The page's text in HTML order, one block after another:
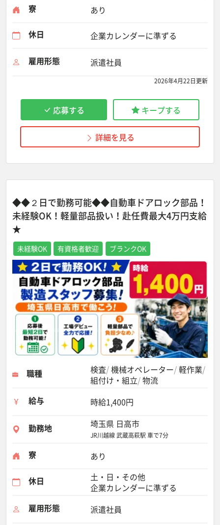
寮 あり
休日 企業カレンダーに準ずる
雇用形態 派遣社員
2026年4月22日更新
応募する キープする
詳細を見る
◆◆２日で勤務可能◆◆自動車ドアロック部品！
未経験OK！軽量部品扱い！赴任費最大4万円支給
★
未経験OK 有資格者歓迎 ブランクOK
職種 検査 機械オペレーター 軽作業
組付け・組立 物流
給与
時給1,400円
勤務地 埼玉県 日高市
JR川越線 武蔵高萩駅 車で7分
寮 あり
休日
土・日・その他
企業カレンダーに準ずる
雇用形態
派遣社員